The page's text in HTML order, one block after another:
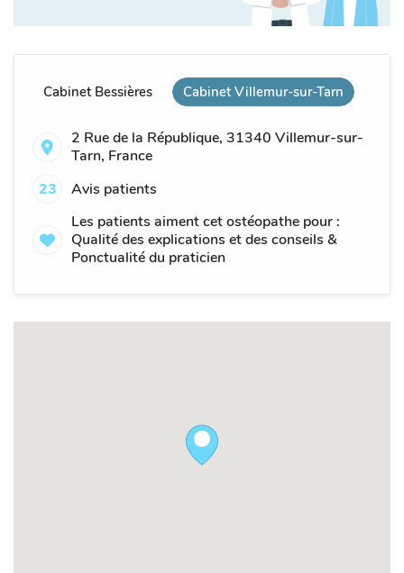
Cabinet Bessières Cabinet Villemur-sur-Tarn
2 Rue de la République, 31340 Villemur-sur-
Tarn, France
23
Avis patients
Les patients aiment cet ostéopathe pour :
Qualité des explications et des conseils &
Ponctualité du praticien